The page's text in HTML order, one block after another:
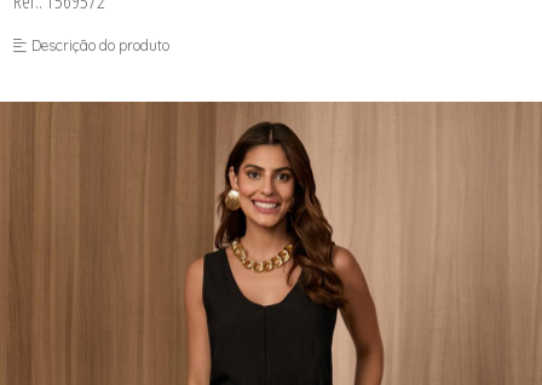
FUSEA-AGOSTO I-
LONGO-AGOSTO I-
MACAC-AGOSTO I-
Descrição do produto